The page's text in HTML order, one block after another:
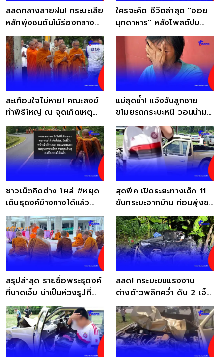
สลดกลางสายฝน! กระบะเสีย
หลักพุ่งชนต้นไม้ร่องกลาง
ถนน ดับ 2 ศพ
ใครจะคิด ชีวิตล่าสุด "ออย
มุกดาหาร" หลังโพสต์ปม
ด.ช. 11 ขวบ
สะเทือนใจไม่หาย! คณะสงฆ์
ทำพิธีใหญ่ ณ จุดเกิดเหตุ
พระมรณภาพ
แม่สุดช้ำ! แจ้งจับลูกชาย
ขโมยรถกระบะหนี วอนนำมา
คืนทั้งน้ำตา
ชาวเน็ตคิดต่าง โผล่ #หยุด
เดินธุดงค์ข้างทางได้แล้ว
หลังด.ช.ชนพระ
สุดพีค เปิดระยะทางเด็ก 11
ขับกระบะจากบ้าน ก่อนพุ่งชน
พระธุดงค์
สรุปล่าสุด รายชื่อพระธุดงค์
ที่บาดเจ็บ น่าเป็นห่วงรูปที่
สาหัส
สลด! กระบะขนแรงงาน
ต่างด้าวพลิกคว่ำ ดับ 2 เจ็บ
8 คนขับทิ้งรถหนี